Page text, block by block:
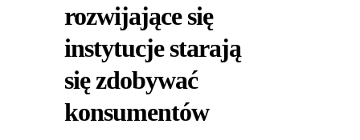
rozwijające się
instytucje starają
się zdobywać
konsumentów